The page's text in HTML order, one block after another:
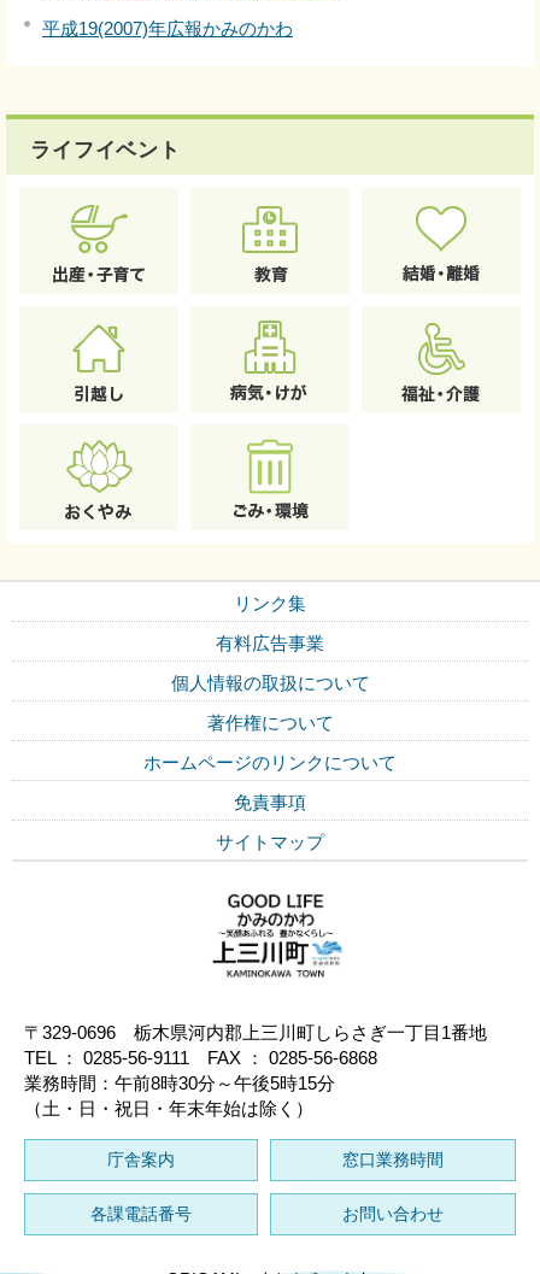
平成19(2007)年広報かみのかわ
ライフイベント
リンク集
有料広告事業
個人情報の取扱について
著作権について
ホームページのリンクについて
免責事項
サイトマップ
〒329-0696 栃木県河内郡上三川町しらさぎ一丁目1番地
TEL ： 0285-56-9111 FAX ： 0285-56-6868
業務時間：午前8時30分～午後5時15分
（土・日・祝日・年末年始は除く）
庁舎案内 窓口業務時間
各課電話番号 お問い合わせ